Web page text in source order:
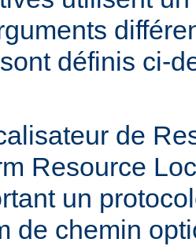
définis ci-
de
Resource
un
de chemin